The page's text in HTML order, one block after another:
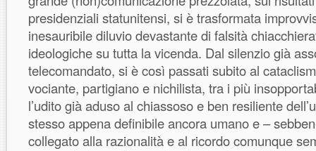
presidenziali statunitensi, si è trasformata
inesauribile diluvio devastante di falsità
ideologiche su tutta la vicenda. Dal silenzio già
telecomandato, si è così passati subito al
vociante, partigiano e nichilista, tra i più
l’udito già aduso al chiassoso e ben resiliente
stesso appena definibile ancora umano e –
collegato alla razionalità e al ricordo comunque